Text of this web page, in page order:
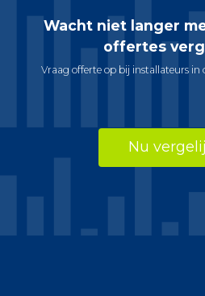
Wacht niet langer
offertes
Vraag offerte op bij installateurs in
Nu